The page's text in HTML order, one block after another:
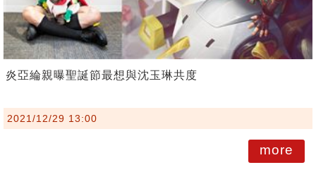
炎亞綸親曝聖誕節最想與沈玉琳共度
2021/12/29 13:00
more